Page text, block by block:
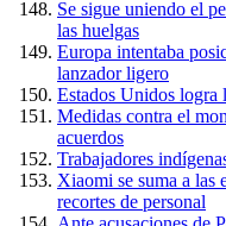
Se sigue uniendo el
las huelgas
Europa intentaba
lanzador ligero
Estados Unidos logra
Medidas contra el
acuerdos
Trabajadores
Xiaomi se suma a las
recortes de personal